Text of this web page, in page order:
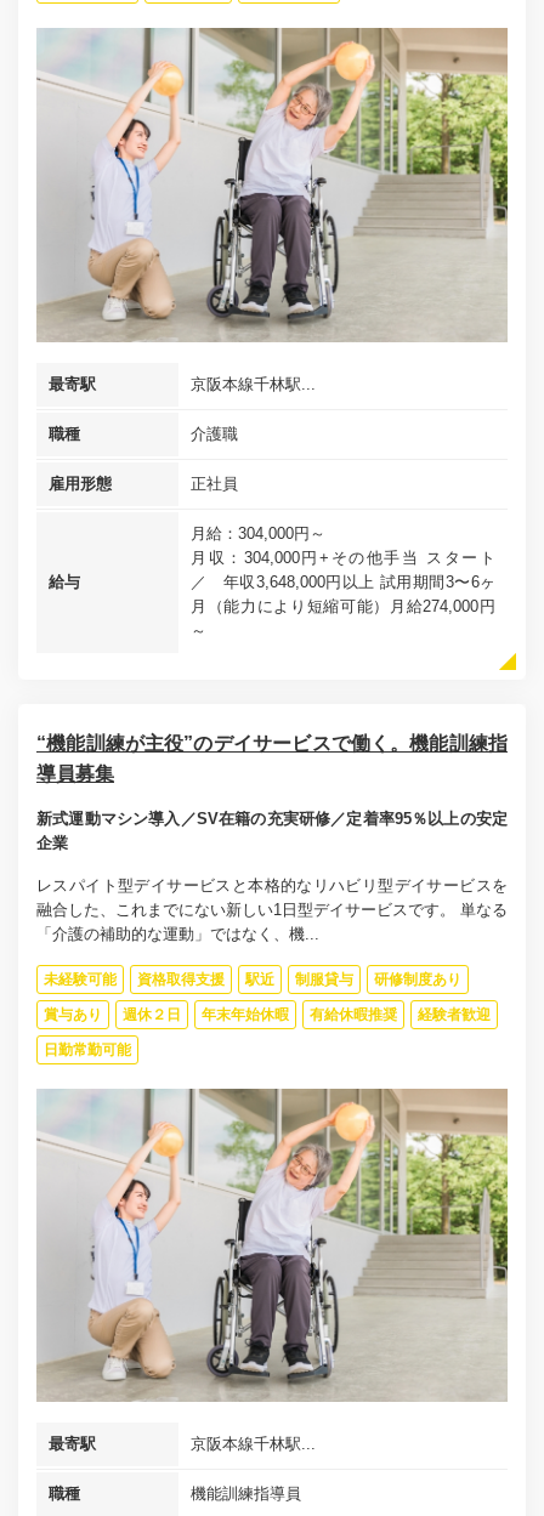
最寄駅 京阪本線千林駅...
職種 介護職
雇用形態 正社員
給与
月給：304,000円～
月収：304,000円+その他手当 スタート
／ 年収3,648,000円以上 試用期間3〜6ヶ
月（能力により短縮可能）月給274,000円
～
“機能訓練が主役”のデイサービスで働く。機能訓練指
導員募集
新式運動マシン導入／SV在籍の充実研修／定着率95％以上の安定
企業
レスパイト型デイサービスと本格的なリハビリ型デイサービスを
融合した、これまでにない新しい1日型デイサービスです。 単なる
「介護の補助的な運動」ではなく、機...
未経験可能 資格取得支援 駅近 制服貸与 研修制度あり
賞与あり 週休２日 年末年始休暇 有給休暇推奨 経験者歓迎
日勤常勤可能
最寄駅 京阪本線千林駅...
職種 機能訓練指導員